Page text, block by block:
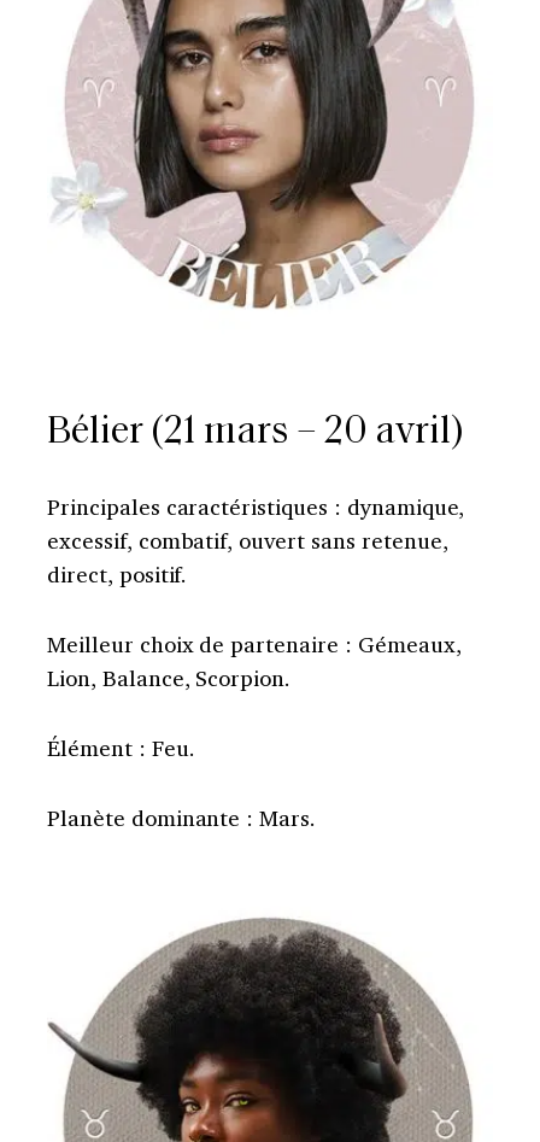
Bélier (21 mars – 20 avril)
Principales caractéristiques : dynamique,
excessif, combatif, ouvert sans retenue,
direct, positif.
Meilleur choix de partenaire : Gémeaux,
Lion, Balance, Scorpion.
Élément : Feu.
Planète dominante : Mars.